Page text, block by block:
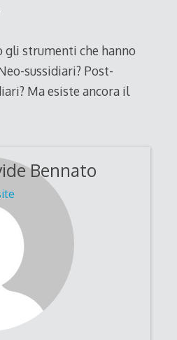
gli strumenti che hanno
sussidiari? Post-
Ma esiste ancora il
Bennato